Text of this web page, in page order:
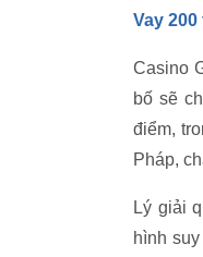
Vay
Casino
bố sẽ
điểm,
Pháp,
Lý giải
hình